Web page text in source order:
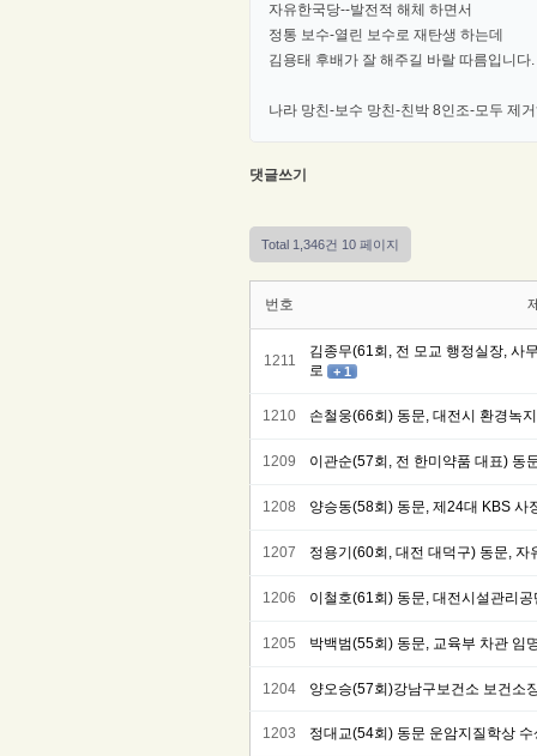
자유한국당--발전적 해체 하면서
정통 보수-열린 보수로 재탄생 하는데
김용태 후배가 잘 해주길 바랄 따름입니다.
나라 망친-보수 망친-친박 8인조-모두 제
댓글쓰기
Total 1,346건 10 페이지
번호
1211
김종무(61회, 전 모교 행정실장, 사
로
+ 1
1210 손철웅(66회) 동문, 대전시 환경녹
1209 이관순(57회, 전 한미약품 대표) 동
1208 양승동(58회) 동문, 제24대 KBS 사
1207 정용기(60회, 대전 대덕구) 동문,
1206 이철호(61회) 동문, 대전시설관리
1205 박백범(55회) 동문, 교육부 차관 임
1204 양오승(57회)강남구보건소 보건소
1203 정대교(54회) 동문 운암지질학상 수